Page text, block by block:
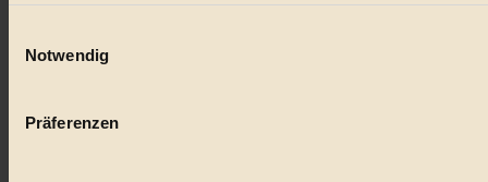
Wenn Sie es erlauben, würden wir auch gerne:
Ihr Gerät durch aktives Scannen nach bestimmten
Notwendig
Präferenzen